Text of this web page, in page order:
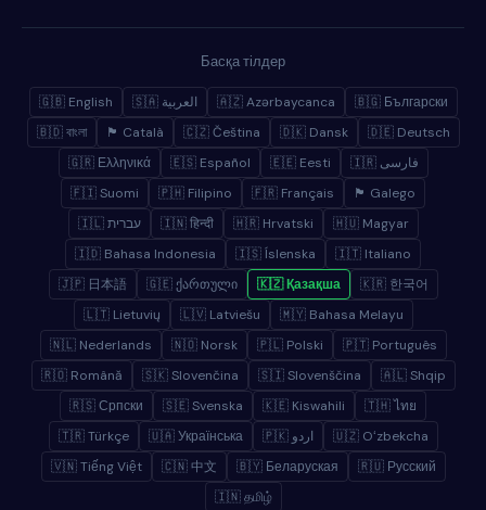
Басқа тілдер
🇬🇧 English 🇸🇦 العربية 🇦🇿 Azərbaycanca
🇧🇬 Български
🇧🇩 বাংলা
🏴 Català 🇨🇿 Čeština 🇩🇰 Dansk
🇩🇪 Deutsch
🇬🇷 Ελληνικά
🇪🇸 Español 🇪🇪 Eesti
🇮🇷 فارسی
🇫🇮 Suomi
🇵🇭 Filipino 🇫🇷 Français
🏴 Galego
🇮🇱 עברית
🇮🇳 हिन्दी 🇭🇷 Hrvatski
🇭🇺 Magyar
🇮🇩 Bahasa Indonesia
🇮🇸 Íslenska
🇮🇹 Italiano
🇯🇵 日本語
🇬🇪 ქართული 🇰🇿 Қазақша
🇰🇷 한국어
🇱🇹 Lietuvių
🇱🇻 Latviešu
🇲🇾 Bahasa Melayu
🇳🇱 Nederlands
🇳🇴 Norsk 🇵🇱 Polski
🇵🇹 Português
🇷🇴 Română
🇸🇰 Slovenčina 🇸🇮 Slovenščina
🇦🇱 Shqip
🇷🇸 Српски
🇸🇪 Svenska 🇰🇪 Kiswahili
🇹🇭 ไทย
🇹🇷 Türkçe
🇺🇦 Українська 🇵🇰 اردو
🇺🇿 Oʻzbekcha
🇻🇳 Tiếng Việt
🇨🇳 中文 🇧🇾 Беларуская
🇷🇺 Русский
🇮🇳 தமிழ்